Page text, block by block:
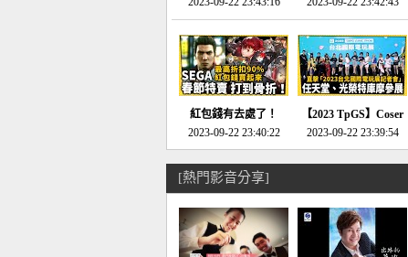
天平》介紹！-電玩宅
速配20230126
回「石村號」的恐懼體
驗-電玩宅速配
20230125
紅包錢有去處了！
SEGA春節特賣 超過85
款遊戲打到骨折-電玩
宅速配20230119
2023-09-22 23:40:22
【2023 TpGS】Coser
和Show Girl搶先看！
直擊展前記者會-電玩
2023-09-22 23:39:54
[熱門影音分享]